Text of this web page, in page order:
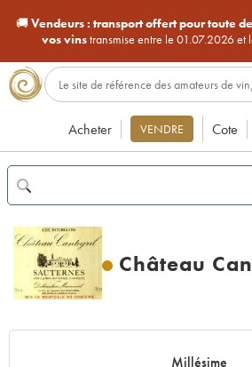
🚚Vendeurs : transport offert pour toute
vos vinstransmise entre le 01.07.2026
Acheter VENDRE Cote
Château
Millésime